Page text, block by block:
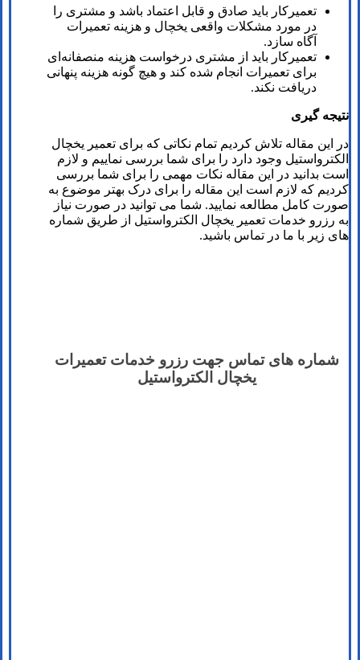
تعمیرکار باید صادق و قابل اعتماد باشد و مشتری را
در مورد مشکلات واقعی یخچال و هزینه تعمیرات
آگاه سازد.
تعمیرکار باید از مشتری درخواست هزینه منصفانه‌ای
برای تعمیرات انجام شده کند و هیچ گونه هزینه پنهانی
دریافت نکند.
نتیجه گیری
در این مقاله تلاش کردیم تمام نکاتی که برای تعمیر یخچال
الکترواستیل وجود دارد را برای شما بررسی نماییم و لازم
است بدانید در این مقاله نکات مهمی را برای شما بررسی
کردیم که لازم است این مقاله را برای درک بهتر موضوع به
صورت کامل مطالعه نمایید. شما می توانید در صورت نیاز
به رزرو خدمات تعمیر یخچال الکترواستیل از طریق شماره
های زیر با ما در تماس باشید.
شماره های تماس​ جهت رزرو خدمات تعمیرات
یخچال الکترواستیل